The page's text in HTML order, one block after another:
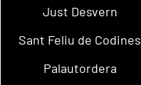
Just Desvern
Sant Feliu de Codines
Palautordera